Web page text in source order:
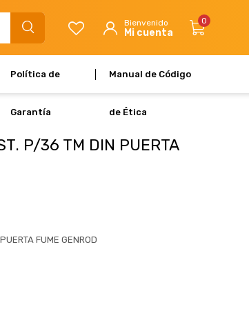
Política de
Garantía
Manual de Código
de Ética
0
P/36 TM DIN PUERTA
FUME GENROD